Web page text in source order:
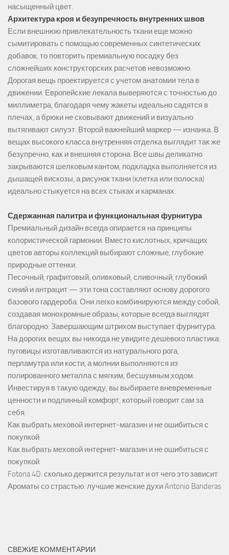
насыщенный цвет.
Архитектура кроя и безупречность внутренних швов
Если внешнюю привлекательность ткани еще можно
сымитировать с помощью современных синтетических
добавок, то повторить премиальную посадку без
сложнейших конструкторских расчетов невозможно.
Дорогая вещь проектируется с учетом анатомии тела в
движении. Европейские лекала выверяются с точностью до
миллиметра, благодаря чему жакеты идеально садятся в
плечах, а брюки не сковывают движений и визуально
вытягивают силуэт. Второй важнейший маркер — изнанка. В
вещах высокого класса внутренняя отделка выглядит так же
безупречно, как и внешняя сторона. Все швы деликатно
закрываются шелковым кантом, подкладка выполняется из
дышащей вискозы, а рисунок ткани (клетка или полоска)
идеально стыкуется на всех стыках и карманах.
Сдержанная палитра и функциональная фурнитура
Премиальный дизайн всегда опирается на принципы
колористической гармонии. Вместо кислотных, кричащих
цветов авторы коллекций выбирают сложные, глубокие
природные оттенки.
Песочный, графитовый, оливковый, сливочный, глубокий
синий и антрацит — эти тона составляют основу дорогого
базового гардероба. Они легко комбинируются между собой,
создавая монохромные образы, которые всегда выглядят
благородно. Завершающим штрихом выступает фурнитура.
На дорогих вещах вы никогда не увидите дешевого пластика:
пуговицы изготавливаются из натурального рога,
перламутра или кости, а молнии выполняются из
полированного металла с мягким, бесшумным ходом.
Инвестируя в такую одежду, вы выбираете вневременные
ценности и подлинный комфорт, который говорит сам за
себя.
Как выбрать меховой интернет-магазин и не ошибиться с
покупкой
Как выбрать меховой интернет-магазин и не ошибиться с
покупкой
Fotona 4D: сколько держится результат и от чего это зависит
Ароматы со страстью: лучшие женские духи Antonio Banderas
СВЕЖИЕ КОММЕНТАРИИ